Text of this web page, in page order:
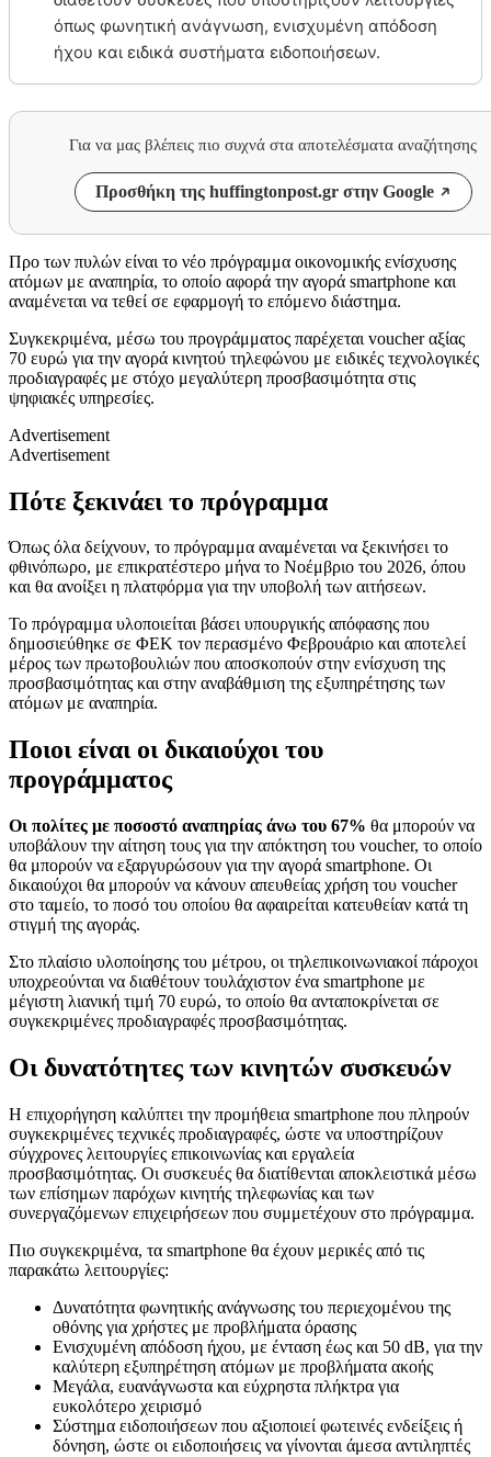
όπως φωνητική ανάγνωση, ενισχυμένη απόδοση
ήχου και ειδικά συστήματα ειδοποιήσεων.
Για να μας βλέπεις πιο συχνά στα αποτελέσματα αναζήτησης
Προσθήκη της huffingtonpost.gr στην Google
Προ των πυλών είναι το νέο πρόγραμμα οικονομικής ενίσχυσης
ατόμων με αναπηρία, το οποίο αφορά την αγορά smartphone και
αναμένεται να τεθεί σε εφαρμογή το επόμενο διάστημα.
Συγκεκριμένα, μέσω του προγράμματος παρέχεται voucher αξίας
70 ευρώ για την αγορά κινητού τηλεφώνου με ειδικές τεχνολογικές
προδιαγραφές με στόχο μεγαλύτερη προσβασιμότητα στις
ψηφιακές υπηρεσίες.
Advertisement
Advertisement
Πότε ξεκινάει το πρόγραμμα
Όπως όλα δείχνουν, το πρόγραμμα αναμένεται να ξεκινήσει το
φθινόπωρο, με επικρατέστερο μήνα το Νοέμβριο του 2026, όπου
και θα ανοίξει η πλατφόρμα για την υποβολή των αιτήσεων.
Το πρόγραμμα υλοποιείται βάσει υπουργικής απόφασης που
δημοσιεύθηκε σε ΦΕΚ τον περασμένο Φεβρουάριο και αποτελεί
μέρος των πρωτοβουλιών που αποσκοπούν στην ενίσχυση της
προσβασιμότητας και στην αναβάθμιση της εξυπηρέτησης των
ατόμων με αναπηρία.
Ποιοι είναι οι δικαιούχοι του
προγράμματος
Οι πολίτες με ποσοστό αναπηρίας άνω του 67% θα μπορούν να
υποβάλουν την αίτηση τους για την απόκτηση του voucher, το οποίο
θα μπορούν να εξαργυρώσουν για την αγορά smartphone. Οι
δικαιούχοι θα μπορούν να κάνουν απευθείας χρήση του voucher
στο ταμείο, το ποσό του οποίου θα αφαιρείται κατευθείαν κατά τη
στιγμή της αγοράς.
Στο πλαίσιο υλοποίησης του μέτρου, οι τηλεπικοινωνιακοί πάροχοι
υποχρεούνται να διαθέτουν τουλάχιστον ένα smartphone με
μέγιστη λιανική τιμή 70 ευρώ, το οποίο θα ανταποκρίνεται σε
συγκεκριμένες προδιαγραφές προσβασιμότητας.
Οι δυνατότητες των κινητών συσκευών
Η επιχορήγηση καλύπτει την προμήθεια smartphone που πληρούν
συγκεκριμένες τεχνικές προδιαγραφές, ώστε να υποστηρίζουν
σύγχρονες λειτουργίες επικοινωνίας και εργαλεία
προσβασιμότητας. Οι συσκευές θα διατίθενται αποκλειστικά μέσω
των επίσημων παρόχων κινητής τηλεφωνίας και των
συνεργαζόμενων επιχειρήσεων που συμμετέχουν στο πρόγραμμα.
Πιο συγκεκριμένα, τα smartphone θα έχουν μερικές από τις
παρακάτω λειτουργίες:
Δυνατότητα φωνητικής ανάγνωσης του περιεχομένου της
οθόνης για χρήστες με προβλήματα όρασης
Ενισχυμένη απόδοση ήχου, με ένταση έως και 50 dB, για την
καλύτερη εξυπηρέτηση ατόμων με προβλήματα ακοής
Μεγάλα, ευανάγνωστα και εύχρηστα πλήκτρα για
ευκολότερο χειρισμό
Σύστημα ειδοποιήσεων που αξιοποιεί φωτεινές ενδείξεις ή
δόνηση, ώστε οι ειδοποιήσεις να γίνονται άμεσα αντιληπτές